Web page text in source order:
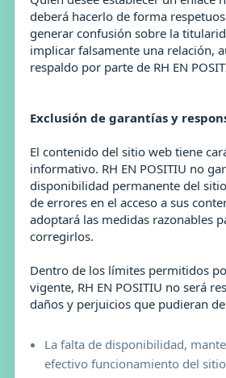
deberá hacerlo de forma
generar confusión sobre la
implicar falsamente una relación,
respaldo por parte de RH EN
Exclusión de garantías y
El contenido del sitio web tiene
informativo. RH EN POSITIU no
disponibilidad permanente del
de errores en el acceso a sus
adoptará las medidas razonables
corregirlos.
Dentro de los límites permitidos
vigente, RH EN POSITIU no será
daños y perjuicios que pudieran
La falta de disponibilidad,
efectivo funcionamiento del